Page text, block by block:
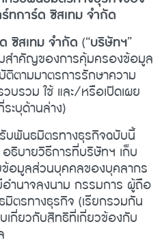
ทการ์ด ซิสเทม จำกัด
ซิสเทม จำกัด (“บริษัทฯ”
สำคัญของการคุ้มครองข้อมูล
ตามมาตรการรักษาความ
บรวม ใช้ และ/หรือเปิดเผย
ะบุด้านล่าง)
บพันธมิตรทางธุรกิจฉบับนี้
อธิบายวิธีการที่บริษัทฯ เก็บ
ข้อมูลส่วนบุคคลของบุคลากร
ำนาจลงนาม กรรมการ ผู้ถือ
ตรทางธุรกิจ (เรียกรวมกัน
บเกี่ยวกับสิทธิที่เกี่ยวข้องกับ